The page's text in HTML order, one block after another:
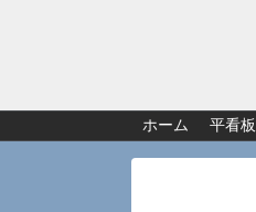
ホーム 平看板